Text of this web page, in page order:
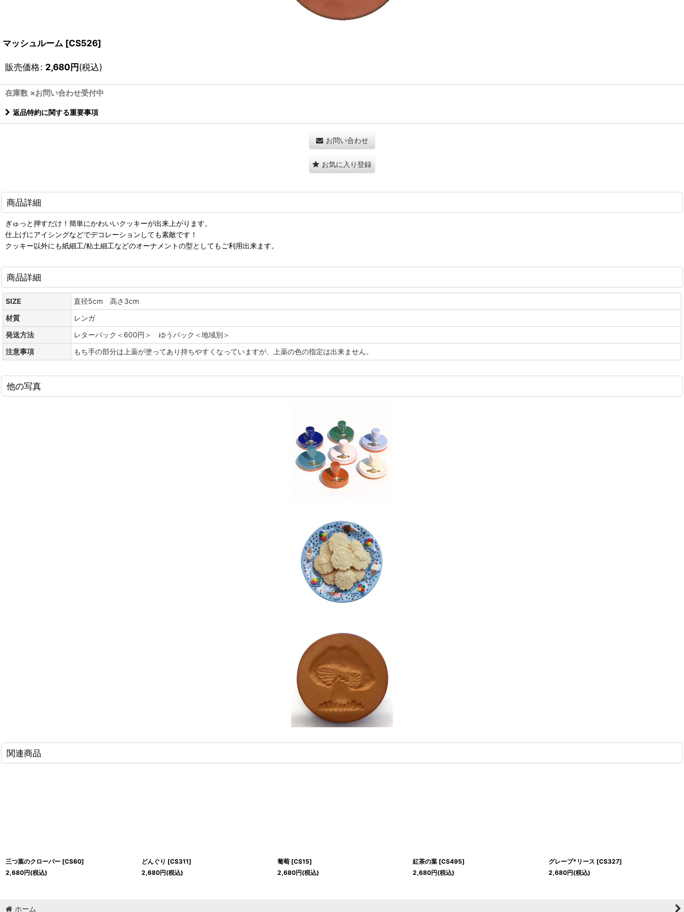
マッシュルーム [CS526]
販売価格: 2,680円(税込)
在庫数 ×お問い合わせ受付中
返品特約に関する重要事項
お問い合わせ
お気に入り登録
商品詳細
ぎゅっと押すだけ！簡単にかわいいクッキーが出来上がります。
仕上げにアイシングなどでデコレーションしても素敵です！
クッキー以外にも紙細工/粘土細工などのオーナメントの型としてもご利用出来ます。
商品詳細
SIZE
直径5cm 高さ3cm
材質
レンガ
発送方法
レターパック＜600円＞ ゆうパック＜地域別＞
注意事項
もち手の部分は上薬が塗ってあり持ちやすくなっていますが、上薬の色の指定は出来ません。
他の写真
関連商品
三つ葉のクローバー [CS60]
2,680円(税込)
どんぐり [CS311]
2,680円(税込)
葡萄 [CS15]
2,680円(税込)
紅茶の葉 [CS495]
2,680円(税込)
グレープ*リース [CS327]
2,680円(税込)
ホーム